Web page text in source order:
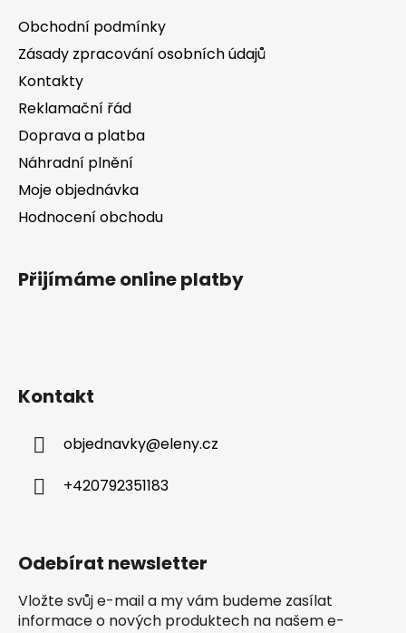
í
p
Obchodní podmínky
Zásady zpracování osobních údajů
Kontakty
Reklamační řád
Doprava a platba
Náhradní plnění
Moje objednávka
Hodnocení obchodu
Přijímáme online platby
Kontakt
objednavky@eleny.cz
+420792351183
Odebírat newsletter
Vložte svůj e-mail a my vám budeme zasílat
informace o nových produktech na našem e-